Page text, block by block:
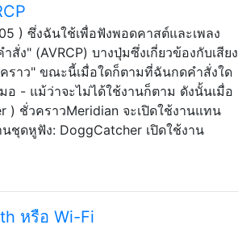
) ซึ่งฉันใช้เพื่อฟังพอดคาสต์และเพลง
" (AVRCP) บางปุ่มซึ่งเกี่ยวข้องกับเสียง
ราว" ขณะนี้เมื่อใดก็ตามที่ฉันกดคำสั่งใด
อ - แม้ว่าจะไม่ได้ใช้งานก็ตาม ดังนั้นเมื่อ
ชั่วคราวMeridian จะเปิดใช้งานแทน
ชุดหูฟัง: DoggCatcher เปิดใช้งาน
หรือ Wi-Fi